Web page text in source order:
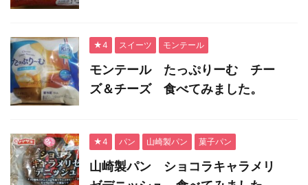
★4 スイーツ モンテール
モンテール たっぷりーむ チー
ズ＆チーズ 食べてみました。
★4 パン 山崎製パン 菓子パン
山崎製パン ショコラキャラメリ